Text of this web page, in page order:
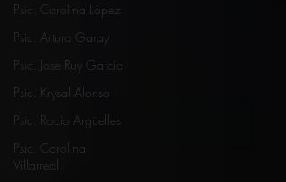
Psic. Carolina López
Psic. Arturo Garay
Psic. José Ruy García
Psic. Krysal Alonso
Psic. Rocío Argüelles
Psic. Carolina
Villarreal